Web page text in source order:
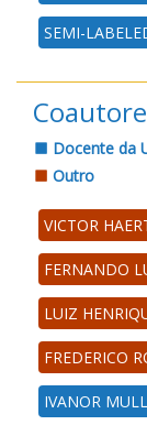
SEMI-
Docente da
Outro
VICTOR
FERNANDO
LUIZ
FREDERICO
IVANOR